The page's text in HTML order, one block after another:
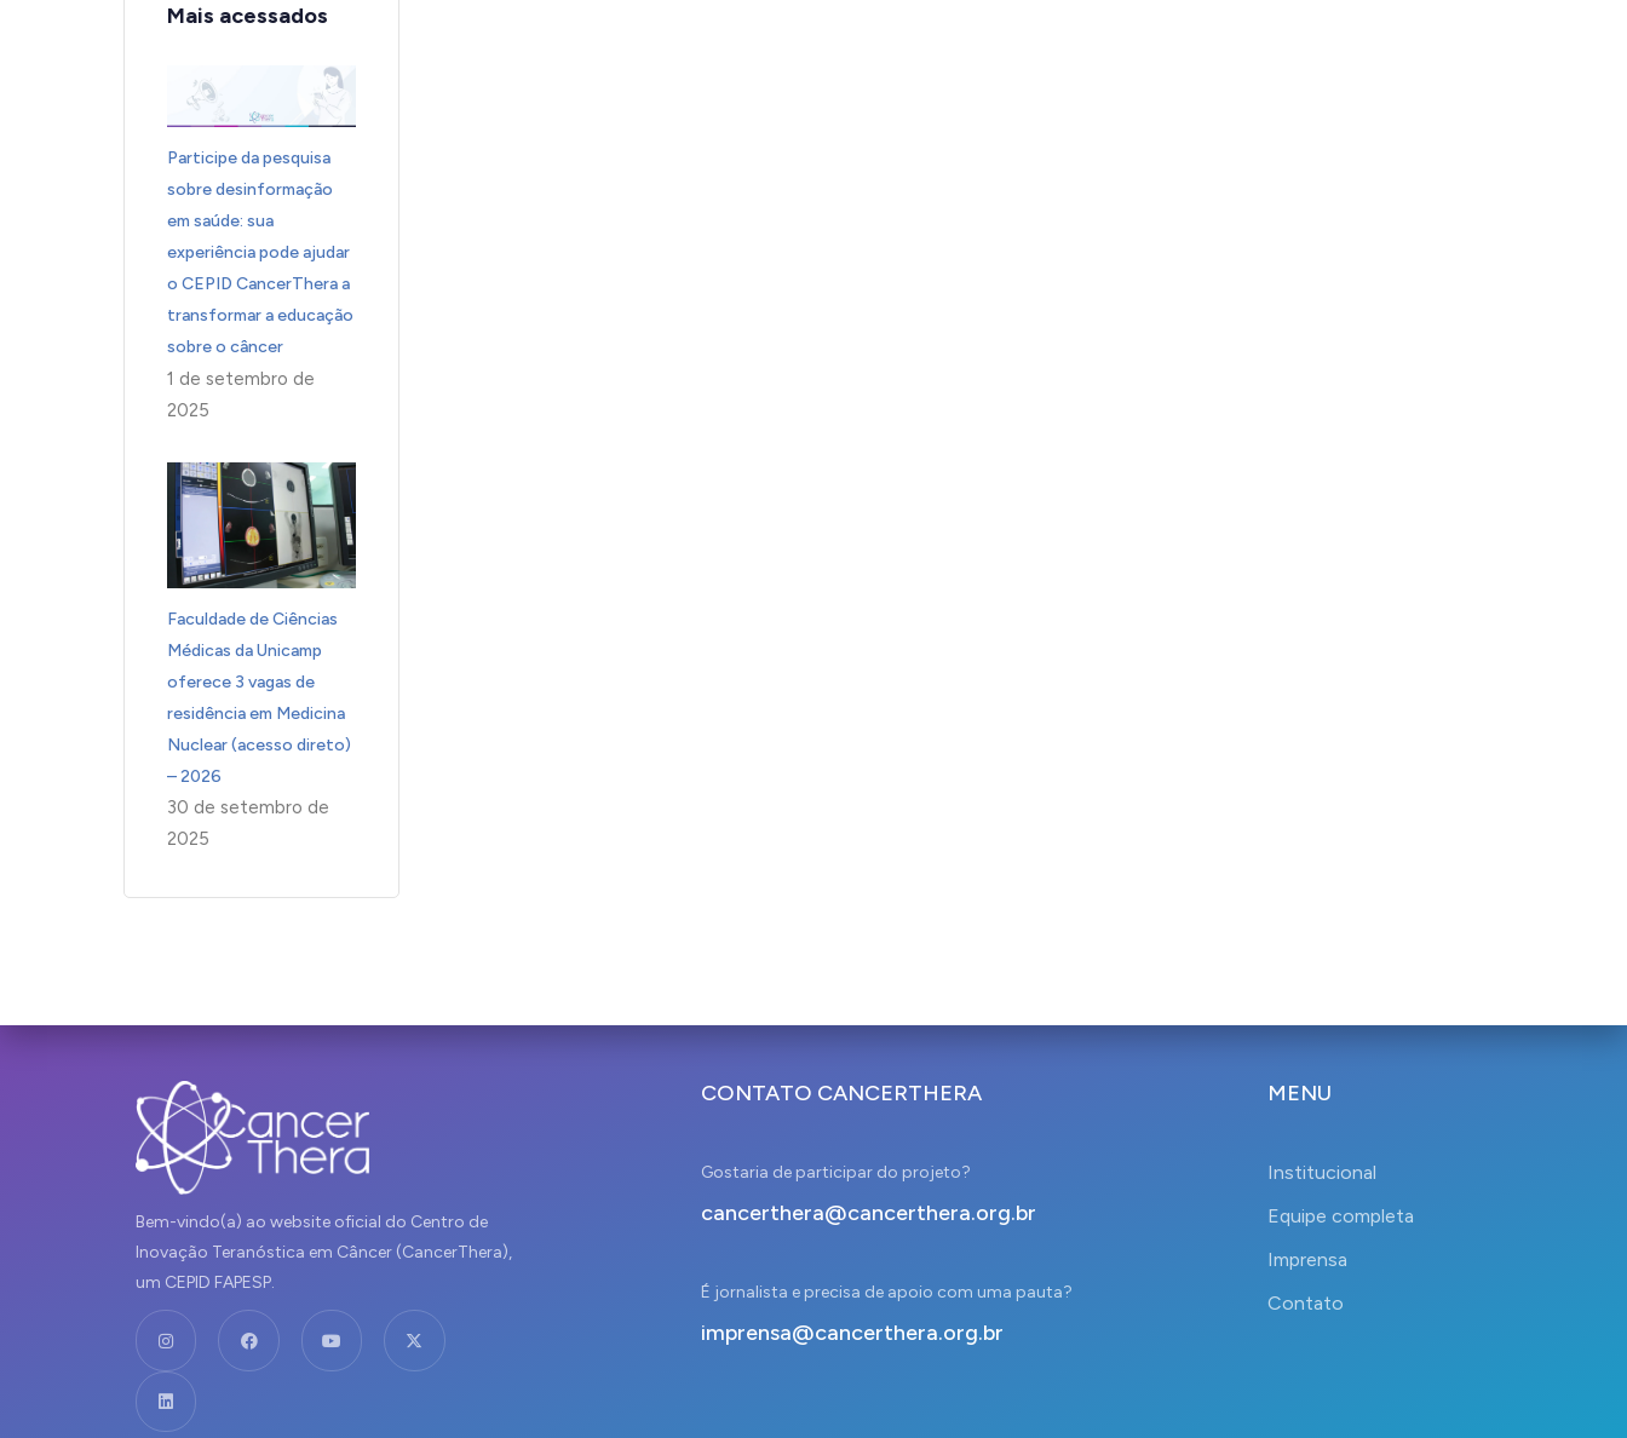
Mais acessados
Participe da pesquisa
sobre desinformação
em saúde: sua
experiência pode ajudar
o CEPID CancerThera a
transformar a educação
sobre o câncer
1 de setembro de
2025
Faculdade de Ciências
Médicas da Unicamp
oferece 3 vagas de
residência em Medicina
Nuclear (acesso direto)
– 2026
30 de setembro de
2025
Bem-vindo(a) ao website oficial do Centro de
Inovação Teranóstica em Câncer (CancerThera),
um CEPID FAPESP.
CONTATO CANCERTHERA
Gostaria de participar do projeto?
cancerthera@cancerthera.org.br
É jornalista e precisa de apoio com uma pauta?
imprensa@cancerthera.org.br
MENU
Institucional
Equipe completa
Imprensa
Contato